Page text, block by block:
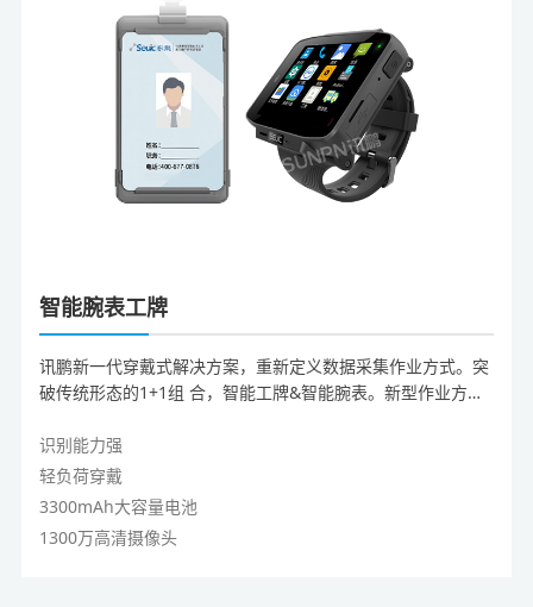
智能腕表工牌
讯鹏新一代穿戴式解决方案，重新定义数据采集作业方式。突
破传统形态的1+1组 合，智能工牌&智能腕表。新型作业方
管理、前置仓拣货、生产制造质量巡检、仓储管理、电商拣
货、 医疗SPD耗材管理、检票收费等场景。
识别能力强
轻负荷穿戴
3300mAh大容量电池
1300万高清摄像头